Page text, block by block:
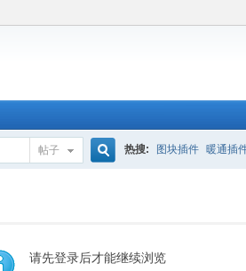
帖子
索
热搜: 图块插件 暖通插
请先登录后才能继续浏览